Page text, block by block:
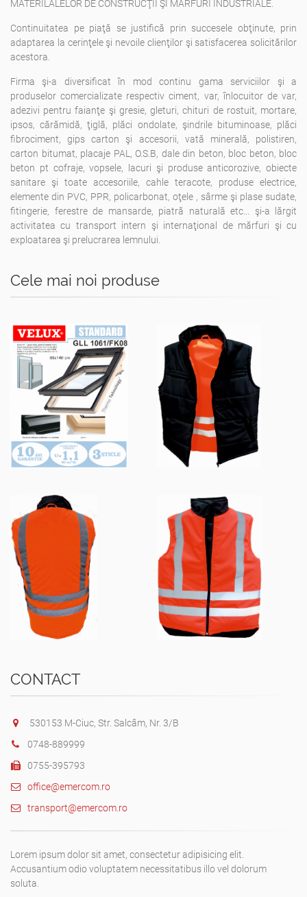
MATERILALELOR DE CONSTRUCŢII ŞI MĂRFURI INDUSTRIALE.
Continuitatea pe piaţă se justifică prin succesele obţinute, prin
adaptarea la cerinţele şi nevoile clienţilor şi satisfacerea solicitărilor
acestora.
Firma şi-a diversificat în mod continu gama serviciilor şi a
produselor comercializate respectiv ciment, var, înlocuitor de var,
adezivi pentru faianţe şi gresie, gleturi, chituri de rostuit, mortare,
ipsos, cărămidă, ţiglă, plăci ondolate, şindrile bituminoase, plăci
fibrociment, gips carton şi accesorii, vată minerală, polistiren,
carton bitumat, placaje PAL, O.S.B, dale din beton, bloc beton, bloc
beton pt cofraje, vopsele, lacuri şi produse anticorozive, obiecte
sanitare şi toate accesoriile, cahle teracote, produse electrice,
elemente din PVC, PPR, policarbonat, oţele , sârme şi plase sudate,
fitingerie, ferestre de mansarde, piatră naturală etc... şi-a lărgit
activitatea cu transport intern şi internaţional de mărfuri şi cu
exploatarea şi prelucrarea lemnului.
Cele mai noi produse
CONTACT
530153 M-Ciuc, Str. Salcâm, Nr. 3/B
0748-889999
0755-395793
office@emercom.ro
transport@emercom.ro
Lorem ipsum dolor sit amet, consectetur adipisicing elit.
Accusantium odio voluptatem necessitatibus illo vel dolorum
soluta.